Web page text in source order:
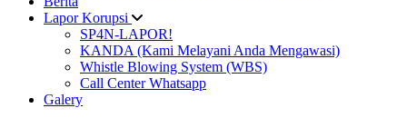
Lapor Korupsi
SP4N-LAPOR!
KANDA (Kami Melayani Anda Mengawasi)
Whistle Blowing System (WBS)
Call Center Whatsapp
Galery